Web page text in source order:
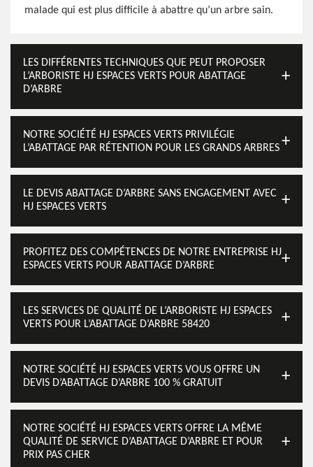
malade qui est plus difficile à abattre qu’un arbre sain.
LES DIFFÉRENTES TECHNIQUES QUE PEUT PROPOSER
L’ARBORISTE HJ ESPACES VERTS POUR ABATTAGE
D’ARBRE
NOTRE SOCIÉTÉ HJ ESPACES VERTS PRIVILÉGIE
L’ABATTAGE PAR RÉTENTION POUR LES GRANDS ARBRES
LE DEVIS ABATTAGE D’ARBRE SANS ENGAGEMENT AVEC
HJ ESPACES VERTS
PROFITEZ DES COMPÉTENCES DE NOTRE ENTREPRISE HJ
ESPACES VERTS POUR ABATTAGE D’ARBRE
LES SERVICES DE QUALITÉ DE L’ARBORISTE HJ ESPACES
VERTS POUR L’ABATTAGE D’ARBRE 58420
NOTRE SOCIÉTÉ HJ ESPACES VERTS VOUS OFFRE UN
DEVIS D’ABATTAGE D’ARBRE 100 % GRATUIT
NOTRE SOCIÉTÉ HJ ESPACES VERTS OFFRE LA MÊME
QUALITÉ DE SERVICE D’ABATTAGE D’ARBRE ET POUR
PRIX PAS CHER